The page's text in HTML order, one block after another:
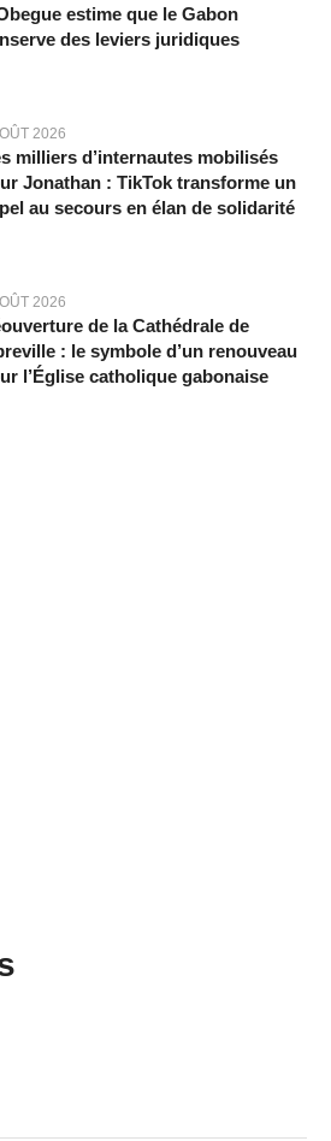
estime que le Gabon
des leviers juridiques
2026
milliers d’internautes mobilisés
Jonathan : TikTok transforme un
au secours en élan de solidarité
2026
de la Cathédrale de
: le symbole d’un renouveau
l’Église catholique gabonaise